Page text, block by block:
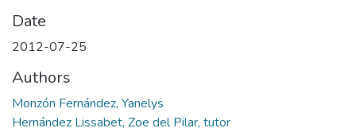
Date
2012-07-25
Authors
Monzón Fernández, Yanelys
Hernández Lissabet, Zoe del Pilar, tutor